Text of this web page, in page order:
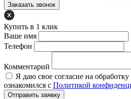
Заказать звонок
Купить в 1 клик
Ваше имя
Телефон
Комментарий
Я даю свое согласие на
ознакомился с Политикой
Отправить заявку